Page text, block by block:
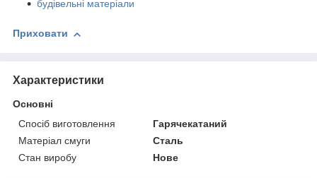
будівельні матеріали
Приховати
Характеристики
Основні
Спосіб виготовлення
Гарячекатаний
Матеріал смуги
Сталь
Стан виробу
Нове